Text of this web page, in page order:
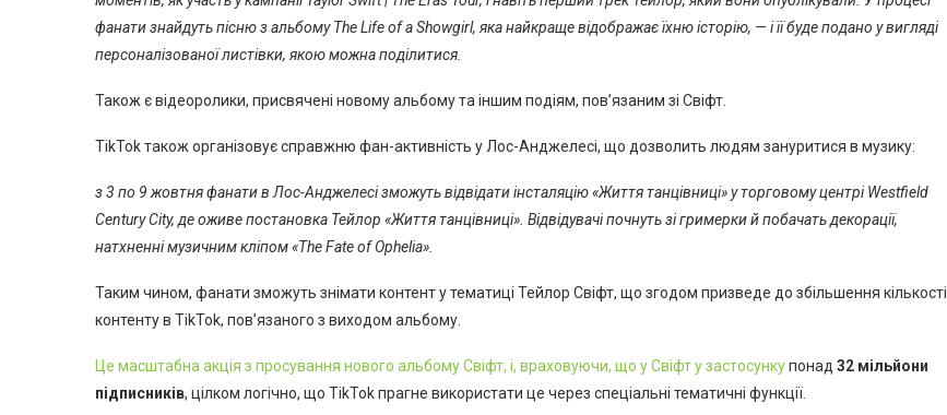
фанати знайдуть пісню з альбому The Life of a Showgirl, яка найкраще відображає їхню історію, — і її буде подано у вигляді
персоналізованої листівки, якою можна поділитися.
Також є відеоролики, присвячені новому альбому та іншим подіям, пов’язаним зі Свіфт.
TikTok також організовує справжню фан-активність у Лос-Анджелесі, що дозволить людям зануритися в музику:
з 3 по 9 жовтня фанати в Лос-Анджелесі зможуть відвідати інсталяцію «Життя танцівниці» у торговому центрі Westfield
Century City, де оживе постановка Тейлор «Життя танцівниці». Відвідувачі почнуть зі гримерки й побачать декорації,
натхненні музичним кліпом «The Fate of Ophelia».
Таким чином, фанати зможуть знімати контент у тематиці Тейлор Свіфт, що згодом призведе до збільшення кількості
контенту в TikTok, пов’язаного з виходом альбому.
Це масштабна акція з просування нового альбому Свіфт, і, враховуючи, що у Свіфт у застосункупонад 32 мільйони
підписників, цілком логічно, що TikTok прагне використати це через спеціальні тематичні функції.